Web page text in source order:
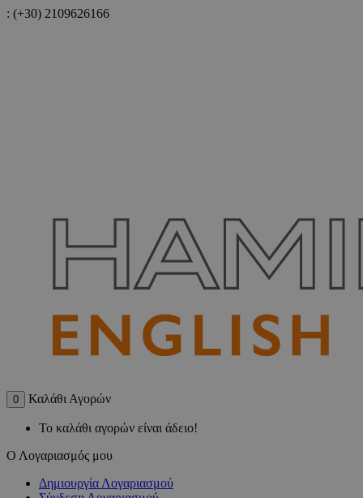
: (+30) 2109626166
0 Καλάθι Αγορών
Το καλάθι αγορών είναι άδειο!
Ο Λογαριασμός μου
Δημιουργία Λογαριασμού